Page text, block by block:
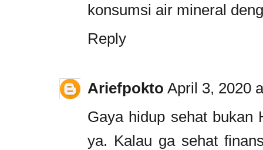
konsumsi air mineral
Reply
Ariefpokto April 3, 2020
Gaya hidup sehat bukan
ya. Kalau ga sehat